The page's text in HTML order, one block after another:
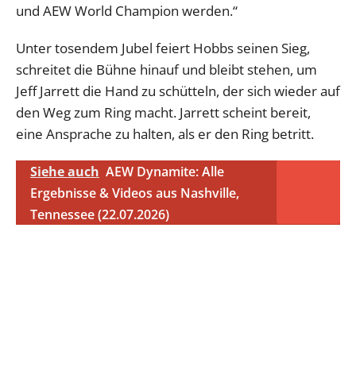
und AEW World Champion werden.“
Unter tosendem Jubel feiert Hobbs seinen Sieg,
schreitet die Bühne hinauf und bleibt stehen, um
Jeff Jarrett die Hand zu schütteln, der sich wieder auf
den Weg zum Ring macht. Jarrett scheint bereit,
eine Ansprache zu halten, als er den Ring betritt.
Siehe auch AEW Dynamite: Alle
Ergebnisse & Videos aus Nashville,
Tennessee (22.07.2026)